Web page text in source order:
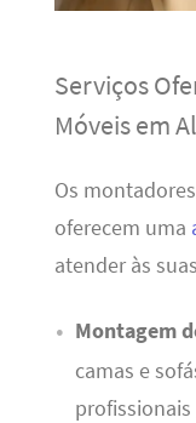
Serviços
Móveis em
Os
oferecem uma
atender às
Montagem
camas e